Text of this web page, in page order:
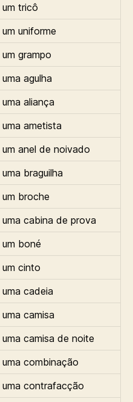
um tricô
um uniforme
um grampo
uma agulha
uma aliança
uma ametista
um anel de noivado
uma braguilha
um broche
uma cabina de prova
um boné
um cinto
uma cadeia
uma camisa
uma camisa de noite
uma combinação
uma contrafacção